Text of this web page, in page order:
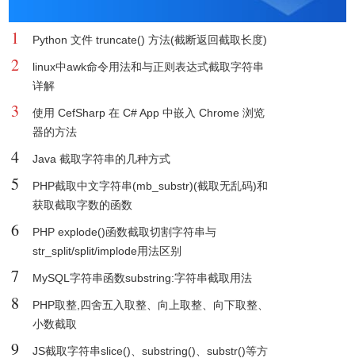
1 Python 文件 truncate() 方法(截断返回截取长度)
2
linux中awk命令用法和与正则表达式截取字符串
详解
3
使用 CefSharp 在 C# App 中嵌入 Chrome 浏览
器的方法
4 Java 截取字符串的几种方式
5
PHP截取中文字符串(mb_substr)(截取无乱码)和
获取截取字数的函数
6
PHP explode()函数截取切割字符串与
str_split/split/implode用法区别
7 MySQL字符串函数substring:字符串截取用法
8
PHP取整,四舍五入取整、向上取整、向下取整、
小数截取
9
JS截取字符串slice()、substring()、substr()等方